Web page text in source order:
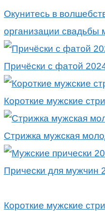
Окунитесь в
организации свадьбы
Причёски с фатой
Короткие мужские
Стрижка мужская
Прически для мужчин
Короткие мужские